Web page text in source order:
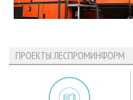
ПРОЕКТЫ ЛЕСПРОМИНФОРМ